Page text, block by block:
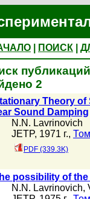
ПОИСК
2
Theory of
Sound Damping
N.N. Lavrinovich
JETP, 1971 г.,
PDF (339.3K)
possibility of
N.N. Lavrinovich,